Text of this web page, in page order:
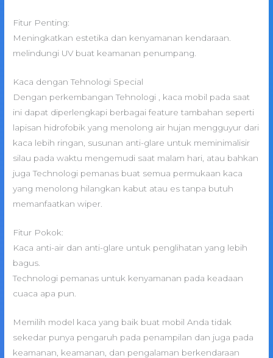
Fitur Penting:
Meningkatkan estetika dan kenyamanan kendaraan.
melindungi UV buat keamanan penumpang.
Kaca dengan Tehnologi Special
Dengan perkembangan Tehnologi , kaca mobil pada saat
ini dapat diperlengkapi berbagai feature tambahan seperti
lapisan hidrofobik yang menolong air hujan mengguyur dari
kaca lebih ringan, susunan anti-glare untuk meminimalisir
silau pada waktu mengemudi saat malam hari, atau bahkan
juga Technologi pemanas buat semua permukaan kaca
yang menolong hilangkan kabut atau es tanpa butuh
memanfaatkan wiper.
Fitur Pokok:
Kaca anti-air dan anti-glare untuk penglihatan yang lebih
bagus.
Technologi pemanas untuk kenyamanan pada keadaan
cuaca apa pun.
Memilih model kaca yang baik buat mobil Anda tidak
sekedar punya pengaruh pada penampilan dan juga pada
keamanan, keamanan, dan pengalaman berkendaraan